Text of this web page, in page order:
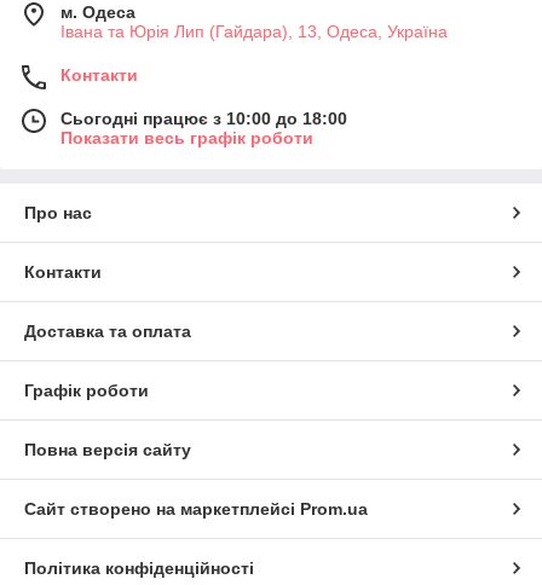
м. Одеса
Івана та Юрія Лип (Гайдара), 13, Одеса, Україна
Контакти
Сьогодні працює з 10:00 до 18:00
Показати весь графік роботи
Про нас
Контакти
Доставка та оплата
Графік роботи
Повна версія сайту
Сайт створено на маркетплейсі Prom.ua
Політика конфіденційності